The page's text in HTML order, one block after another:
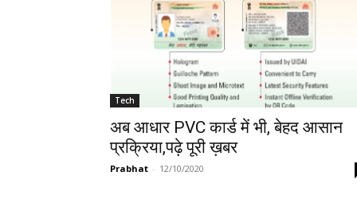
Tech
अब आधार PVC कार्ड में भी, बेहद आसान
प्रक्रिया,पढ़े पूरी ख़बर
Prabhat - 12/10/2020